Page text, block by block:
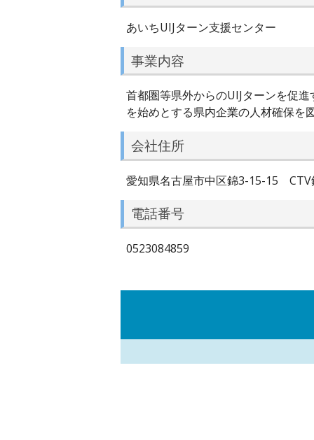
あいちUIJターン支援センター
事業内容
首都圏等県外からのUIJターンを促
を始めとする県内企業の人材確保を
会社住所
愛知県名古屋市中区錦3-15-15 CTV
電話番号
0523084859